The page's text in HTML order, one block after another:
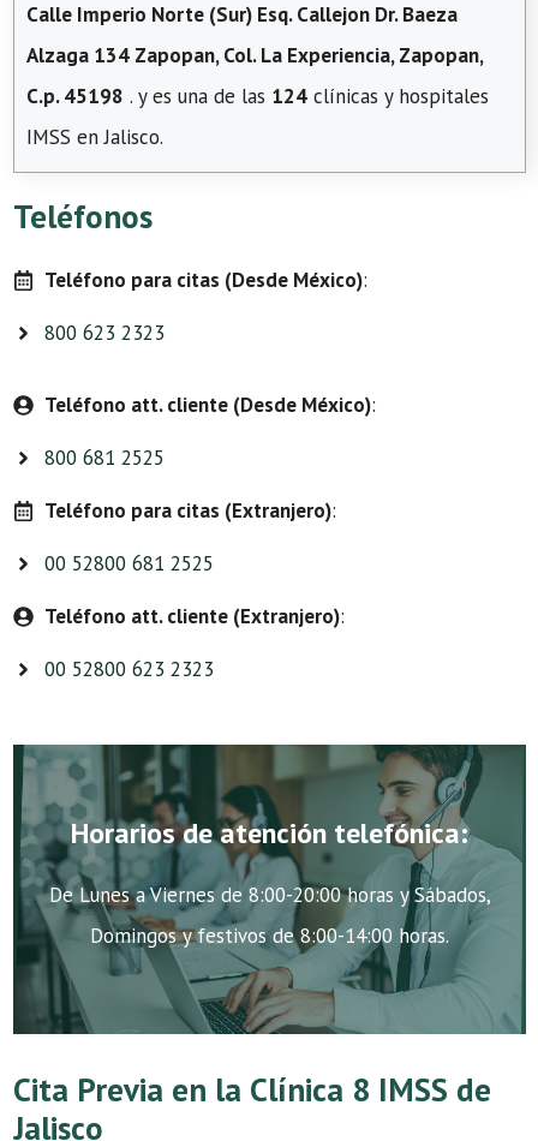
Calle Imperio Norte (Sur) Esq. Callejon Dr. Baeza
Alzaga 134 Zapopan, Col. La Experiencia, Zapopan,
C.p. 45198 . y es una de las 124 clínicas y hospitales
IMSS en Jalisco.
Teléfonos
Teléfono para citas (Desde México):
800 623 2323
Teléfono att. cliente (Desde México):
800 681 2525
Teléfono para citas (Extranjero):
00 52800 681 2525
Teléfono att. cliente (Extranjero):
00 52800 623 2323
Horarios de atención telefónica:
De Lunes a Viernes de 8:00-20:00 horas y Sábados,
Domingos y festivos de 8:00-14:00 horas.
Cita Previa en la Clínica 8 IMSS de
Jalisco